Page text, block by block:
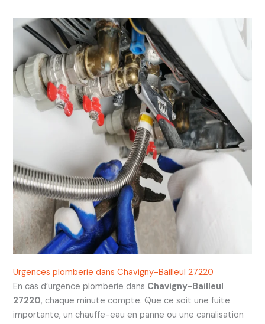
Urgences plomberie dans Chavigny-Bailleul 27220
En cas d’urgence plomberie dans Chavigny-Bailleul
27220, chaque minute compte. Que ce soit une fuite
importante, un chauffe-eau en panne ou une canalisation